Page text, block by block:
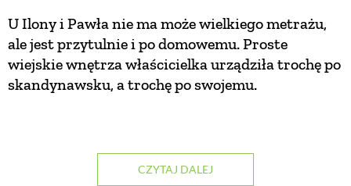
U Ilony i Pawła nie ma może wielkiego metrażu,
ale jest przytulnie i po domowemu. Proste
wiejskie wnętrza właścicielka urządziła trochę po
skandynawsku, a trochę po swojemu.
CZYTAJ DALEJ
ZRÓB TO SAM
PRZEPISY
PRZYSTAWKI